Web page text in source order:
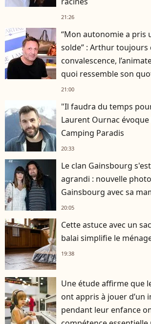
21:26
“Mon autonomie a pris
solde” : Arthur toujours
convalescence,
quoi ressemble son
21:00
"Il faudra du temps
Laurent Ournac
Camping Paradis
20:33
Le clan Gainsbourg
agrandi : nouvelle
Gainsbourg avec sa
20:05
Cette astuce avec un
balai simplifie le
19:38
Une étude affirme que
ont appris à jouer d’un
pendant leur enfance